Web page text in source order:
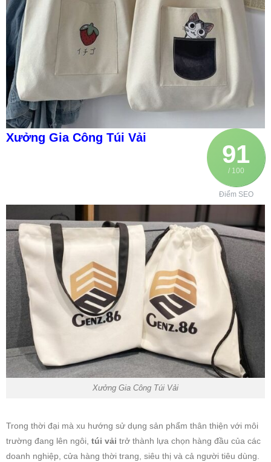
91
/ 100
Điểm SEO
Xưởng Gia Công Túi Vải
Xưởng Gia Công Túi Vải
Trong thời đại mà xu hướng sử dụng sản phẩm thân thiện với môi
trường đang lên ngôi, túi vải trở thành lựa chọn hàng đầu của các
doanh nghiệp, cửa hàng thời trang, siêu thị và cả người tiêu dùng.